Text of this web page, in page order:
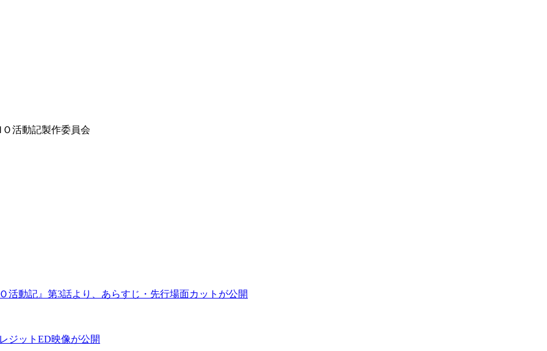
活動記製作委員会
活動記』第3話より、あらすじ・先行場面カットが公開
ジットED映像が公開